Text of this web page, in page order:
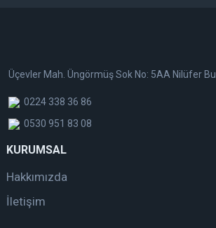
Üçevler Mah. Üngörmüş Sok No: 5AA Nilüfer
0224 338 36 86
0530 951 83 08
KURUMSAL
Hakkımızda
İletişim